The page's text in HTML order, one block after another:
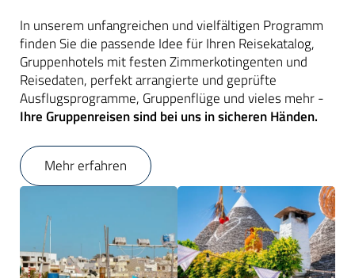
In unserem unfangreichen und vielfältigen Programm
finden Sie die passende Idee für Ihren Reisekatalog,
Gruppenhotels mit festen Zimmerkotingenten und
Reisedaten, perfekt arrangierte und geprüfte
Ausflugsprogramme, Gruppenflüge und vieles mehr -
Ihre Gruppenreisen sind bei uns in sicheren Händen.
Mehr erfahren